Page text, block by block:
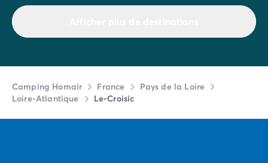
Camping Homair France
Pays de la Loire
Loire-Atlantique
Le-Croisic